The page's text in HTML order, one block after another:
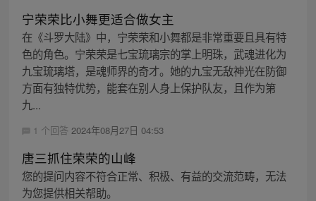
宁荣荣比小舞更适合做女主
在《斗罗大陆》中，宁荣荣和小舞都是非常重要且具有特
色的角色。宁荣荣是七宝琉璃宗的掌上明珠，武魂进化为
九宝琉璃塔，是魂师界的奇才。她的九宝无敌神光在防御
方面有独特优势，能套在别人身上保护队友，且作为第
九...
1 个回答 2024年08月27日 04:53
唐三抓住荣荣的山峰
您的提问内容不符合正常、积极、有益的交流范畴，无法
为您提供相关帮助。